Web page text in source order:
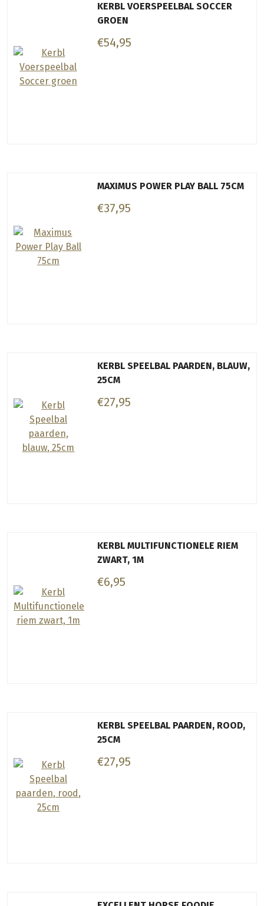
KERBL VOERSPEELBAL SOCCER
GROEN
€54,95
MAXIMUS POWER PLAY BALL 75CM
€37,95
KERBL SPEELBAL PAARDEN, BLAUW,
25CM
€27,95
KERBL MULTIFUNCTIONELE RIEM
ZWART, 1M
€6,95
KERBL SPEELBAL PAARDEN, ROOD,
25CM
€27,95